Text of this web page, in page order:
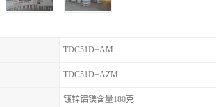
TDC51D+AM
TDC51D+AZM
镀锌铝镁含量180克